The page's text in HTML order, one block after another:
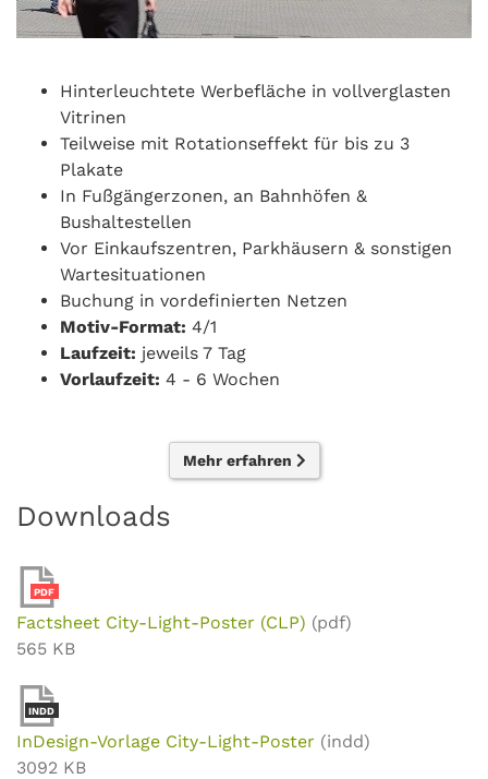
Hinterleuchtete Werbefläche in vollverglasten
Vitrinen
Teilweise mit Rotationseffekt für bis zu 3
Plakate
In Fußgängerzonen, an Bahnhöfen &
Bushaltestellen
Vor Einkaufszentren, Parkhäusern & sonstigen
Wartesituationen
Buchung in vordefinierten Netzen
Motiv-Format: 4/1
Laufzeit: jeweils 7 Tag
Vorlaufzeit: 4 - 6 Wochen
Mehr erfahren
Downloads
PDF
Factsheet City-Light-Poster (CLP) (pdf)
565 KB
INDD
InDesign-Vorlage City-Light-Poster (indd)
3092 KB